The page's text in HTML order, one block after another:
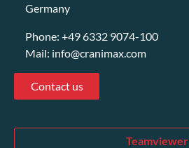
Germany
Phone: +49 6332 9074-100
Mail: info@cranimax.com
Contact us
Teamviewer